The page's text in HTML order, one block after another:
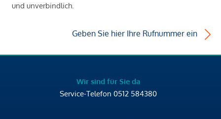
und unverbindlich.
Geben Sie hier Ihre Rufnummer ein
Wir sind für Sie da
Service-Telefon 0512 584380